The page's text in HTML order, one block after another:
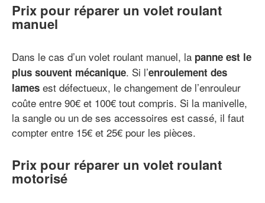
Prix pour réparer un volet roulant
manuel
Dans le cas d’un volet roulant manuel, la panne est le
plus souvent mécanique. Si l’enroulement des
lames est défectueux, le changement de l’enrouleur
coûte entre 90€ et 100€ tout compris. Si la manivelle,
la sangle ou un de ses accessoires est cassé, il faut
compter entre 15€ et 25€ pour les pièces.
Prix pour réparer un volet roulant
motorisé